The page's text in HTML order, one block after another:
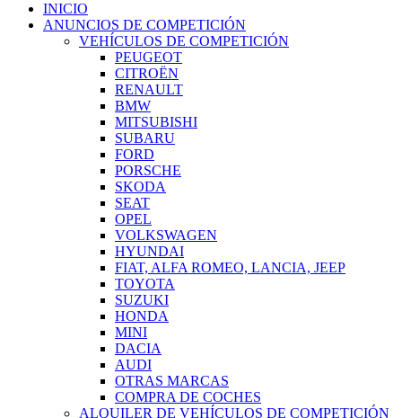
INICIO
ANUNCIOS DE COMPETICIÓN
VEHÍCULOS DE COMPETICIÓN
PEUGEOT
CITROËN
RENAULT
BMW
MITSUBISHI
SUBARU
FORD
PORSCHE
SKODA
SEAT
OPEL
VOLKSWAGEN
HYUNDAI
FIAT, ALFA ROMEO, LANCIA, JEEP
TOYOTA
SUZUKI
HONDA
MINI
DACIA
AUDI
OTRAS MARCAS
COMPRA DE COCHES
ALQUILER DE VEHÍCULOS DE COMPETICIÓN